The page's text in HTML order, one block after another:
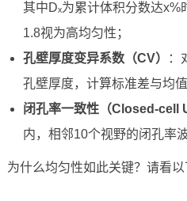
其中Dₓ为累计体积分数达x%
1.8视为高均匀性；
孔壁厚度变异系数（CV）
：
孔壁厚度，计算标准差与均
闭孔率一致性（Closed-cell
内，相邻10个视野的闭孔率
为什么均匀性如此关键？请看以